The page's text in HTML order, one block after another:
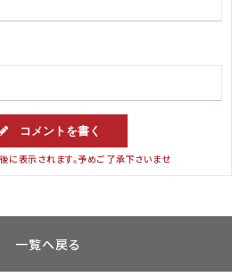
コメントを書く
に表示されます。予めご了承下さいませ
一覧へ戻る